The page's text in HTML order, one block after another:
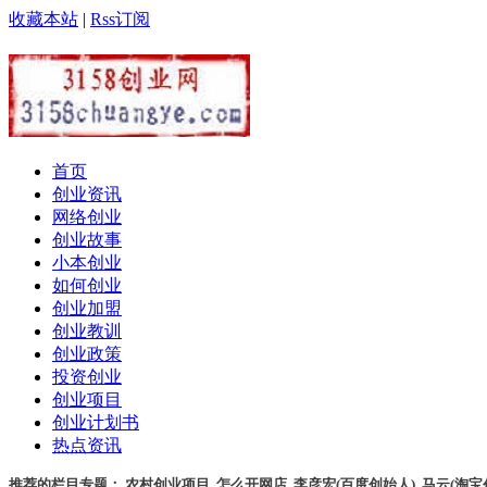
收藏本站 | Rss订阅
首页
创业资讯
网络创业
创业故事
小本创业
如何创业
创业加盟
创业教训
创业政策
投资创业
创业项目
创业计划书
热点资讯